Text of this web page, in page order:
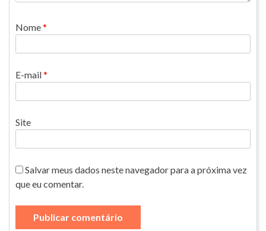
Nome*
E-mail*
Site
Salvar meus dados neste navegador para a próxima vez
que eu comentar.